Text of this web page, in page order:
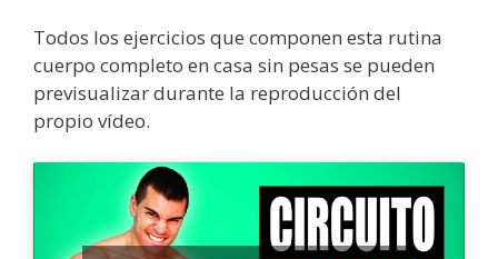
Todos los ejercicios que componen esta rutina
cuerpo completo en casa sin pesas se pueden
previsualizar durante la reproducción del
propio vídeo.